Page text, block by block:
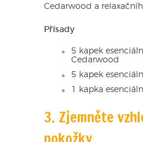
Cedarwood a
Přísady
5 kapek
Cedarwood
5 kapek
1 kapka
3. Zjemněte